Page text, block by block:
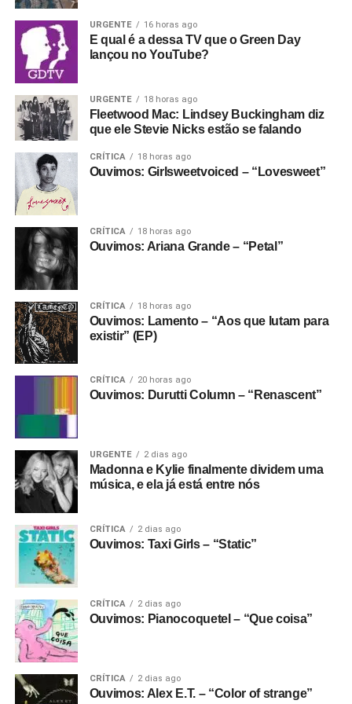
Fantasma funcionando todo dia.
E se ainda não assinou, dá tempo:
assine a
newslettere receba nossos posts direto no e-
mail.
No meio da porradaria crusty, vale citar os vocais
femininos (a vocalista é Helô Knup) e a preocupação da
banda em fazer melodias bonitas e pesadas, e criar um
ambiente sonoro que permita que as letras sejam quase
100% entendidas sem encarte. Ouça hoje mesmo.
Gostou do texto? Seu apoio mantém o Pop
Fantasma funcionando todo dia.
E se ainda não assinou, dá tempo:
newsletter
mail.
URGENTE 16 horas ago
E qual é a dessa TV que o Green Day
lançou no YouTube?
URGENTE 18 horas ago
Fleetwood Mac: Lindsey Buckingham diz
que ele Stevie Nicks estão se falando
CRÍTICA 18 horas ago
Ouvimos: Girlsweetvoiced – “Lovesweet”
CRÍTICA 18 horas ago
Ouvimos: Ariana Grande – “Petal”
CRÍTICA 18 horas ago
Ouvimos: Lamento – “Aos que lutam para
existir” (EP)
CRÍTICA 20 horas ago
Ouvimos: Durutti Column – “Renascent”
URGENTE 2 dias ago
Madonna e Kylie finalmente dividem uma
música, e ela já está entre nós
CRÍTICA 2 dias ago
Ouvimos: Taxi Girls – “Static”
CRÍTICA 2 dias ago
Ouvimos: Pianocoquetel – “Que coisa”
CRÍTICA 2 dias ago
Ouvimos: Alex E.T. – “Color of strange”